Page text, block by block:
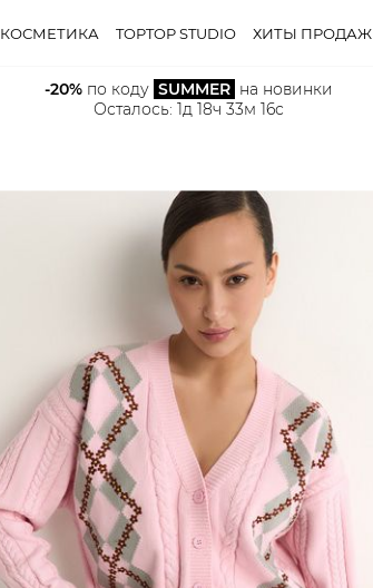
КОСМЕТИКА TOPTOP STUDIO ХИТЫ ПРОДАЖ
-20% по коду SUMMER на новинки
Осталось: 1д 18ч 33м 14с